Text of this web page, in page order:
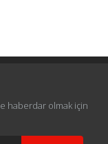
haberdar olmak için